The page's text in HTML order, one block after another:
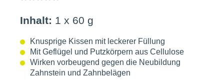
Inhalt: 1 x 60 g
Knusprige Kissen mit leckerer Füllung
Mit Geflügel und Putzkörpern aus Cellulose
Wirken vorbeugend gegen die Neubildung
Zahnstein und Zahnbelägen